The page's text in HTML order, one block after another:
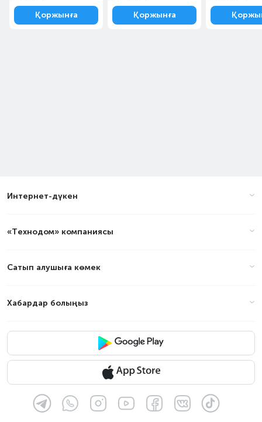
Қоржынға Қоржынға
Интернет-дүкен
«Технодом» компаниясы
Сатып алушыға көмек
Хабардар болыңыз